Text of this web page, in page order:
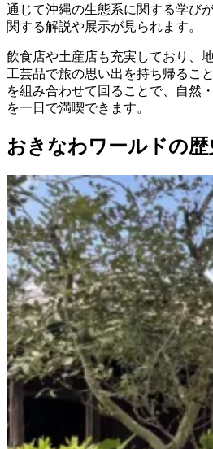
通じて沖縄の生態系に関する学び
関する解説や展示が見られます。
飲食店や土産店も充実しており、
工芸品で旅の思い出を持ち帰るこ
を組み合わせて回ることで、自然
を一日で満喫できます。
おきなわワールドの歴